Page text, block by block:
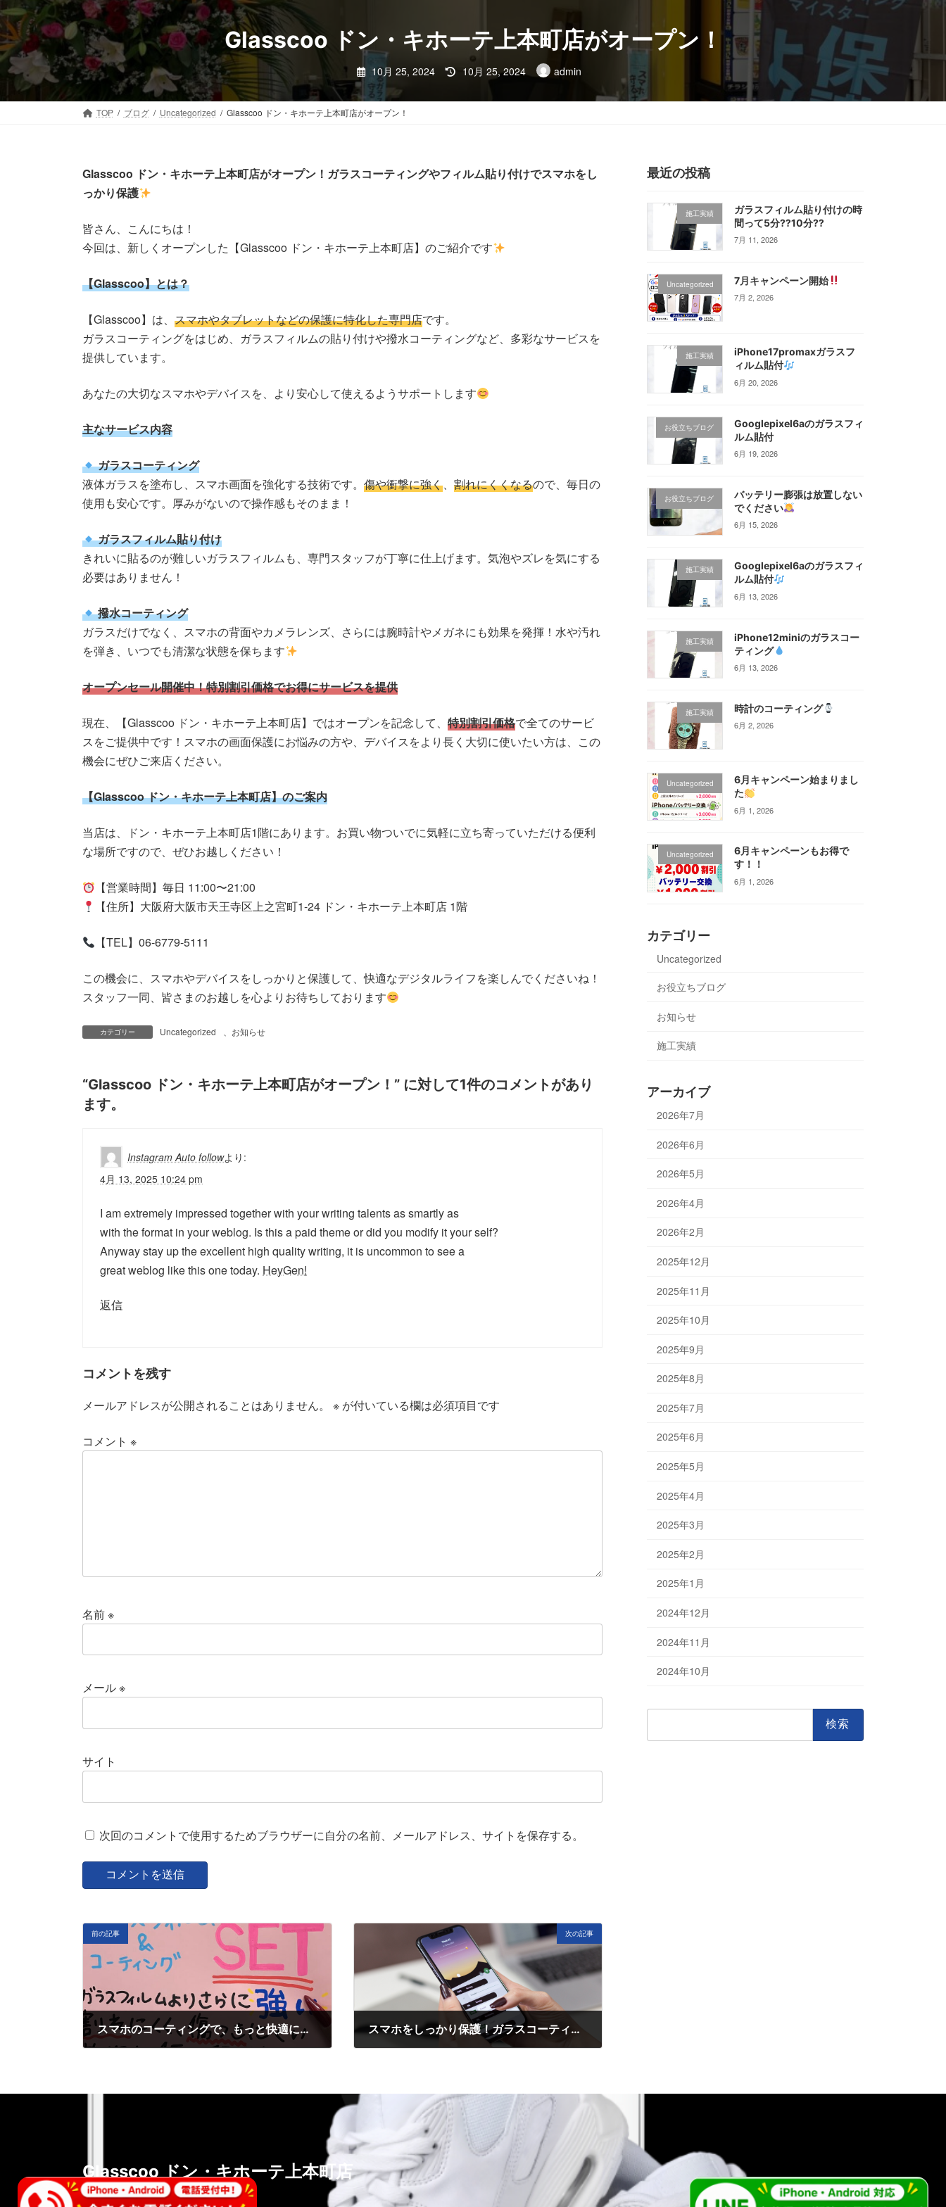
コ
ン
テ
ン
ツ
ナ
ビ
ゲ
ー
シ
TOP料金・サービスお役立ちブログ アクセス お問い合わせ 電話で相談
Glasscoo ドン・キホーテ上本町店がオープン！
10月 25, 2024 最
終
日
10月 25, 2024 admin
TOP ブログ Uncategorized Glasscoo ドン・キホーテ上本町店がオープン！
Glasscoo ドン・キホーテ上本町店がオープン！ガラスコーティングやフィルム貼り付けでスマホをし
っかり保護
皆さん、こんにちは！
今回は、新しくオープンした【Glasscoo ドン・キホーテ上本町店】のご紹介です
【Glasscoo】とは？
【Glasscoo】は、 スマホやタブレットなどの保護に特化した専門店です。
ガラスコーティングをはじめ、ガラスフィルムの貼り付けや撥水コーティングなど、多彩なサービスを
提供しています。
あなたの大切なスマホやデバイスを、より安心して使えるようサポートします
主なサービス内容
ガラスコーティング
液体ガラスを塗布し、スマホ画面を強化する技術です。 傷や衝撃に強く、 割れにくくなるので、毎日の
使用も安心です。厚みがないので操作感もそのまま！
ガラスフィルム貼り付け
きれいに貼るのが難しいガラスフィルムも、専門スタッフが丁寧に仕上げます。気泡やズレを気にする
必要はありません！
撥水コーティング
ガラスだけでなく、スマホの背面やカメラレンズ、さらには腕時計やメガネにも効果を発揮！水や汚れ
を弾き、いつでも清潔な状態を保ちます
オープンセール開催中！特別割引価格でお得にサービスを提供
現在、【Glasscoo ドン・キホーテ上本町店】ではオープンを記念して、 特別割引価格で全てのサービ
スをご提供中です！スマホの画面保護にお悩みの方や、デバイスをより長く大切に使いたい方は、この
機会にぜひご来店ください。
【Glasscoo ドン・キホーテ上本町店】のご案内
当店は、ドン・キホーテ上本町店1階にあります。お買い物ついでに気軽に立ち寄っていただける便利
な場所ですので、ぜひお越しください！
【営業時間】毎日 11:00〜21:00
【住所】大阪府大阪市天王寺区上之宮町1-24 ドン・キホーテ上本町店 1階
【TEL】06-6779-5111
この機会に、スマホやデバイスをしっかりと保護して、快適なデジタルライフを楽しんでくださいね！
スタッフ一同、皆さまのお越しを心よりお待ちしております
カテゴリー Uncategorized お知らせ
“Glasscoo ドン・キホーテ上本町店がオープン！ ” に対して1件のコメントがあり
ます。
Instagram Auto followより:
4月 13, 2025 10:24 pm
I am extremely impressed together with your writing talents as smartly as
with the format in your weblog. Is this a paid theme or did you modify it your self?
Anyway stay up the excellent high quality writing, it is uncommon to see a
great weblog like this one today. HeyGen!
返信
コメントを残す
メールアドレスが公開されることはありません。 ※ が付いている欄は必須項目です
コメント ※
名前※
メール※
サイト
次回のコメントで使用するためブラウザーに自分の名前、メールアドレス、サイトを保存する。
前の記事
スマホのコーティングで、もっと快適に！glasscooドン・キホーテ上本町店の魅力
次の記事
スマホをしっかり保護！ガラスコーティングやフィルム貼り付けがお得に
最近の投稿
施工実績
ガラスフィルム貼り付けの時
間って5分⁇10分⁇
7月 11, 2026
Uncategorized 7月キャンペーン開始
7月 2, 2026
施工実績
iPhone17promaxガラスフ
ィルム貼付
6月 20, 2026
お役立ちブログ
Googlepixel6aのガラスフィ
ルム貼付
6月 19, 2026
お役立ちブログ
バッテリー膨張は放置しない
でください
6月 15, 2026
施工実績
Googlepixel6aのガラスフィ
ルム貼付
6月 13, 2026
施工実績
iPhone12miniのガラスコー
ティング‪
6月 13, 2026
施工実績 時計のコーティング
6月 2, 2026
Uncategorized
6月キャンペーン始まりまし
た
6月 1, 2026
Uncategorized
6月キャンペーンもお得で
す！！
6月 1, 2026
カテゴリー
Uncategorized
お役立ちブログ
お知らせ
施工実績
アーカイブ
2026年7月
2026年6月
2026年5月
2026年4月
2026年2月
2025年12月
2025年11月
2025年10月
2025年9月
2025年8月
2025年7月
2025年6月
2025年5月
2025年4月
2025年3月
2025年2月
2025年1月
2024年12月
2024年11月
2024年10月
Glasscoo ドン・キホーテ上本町店
〒543-0037